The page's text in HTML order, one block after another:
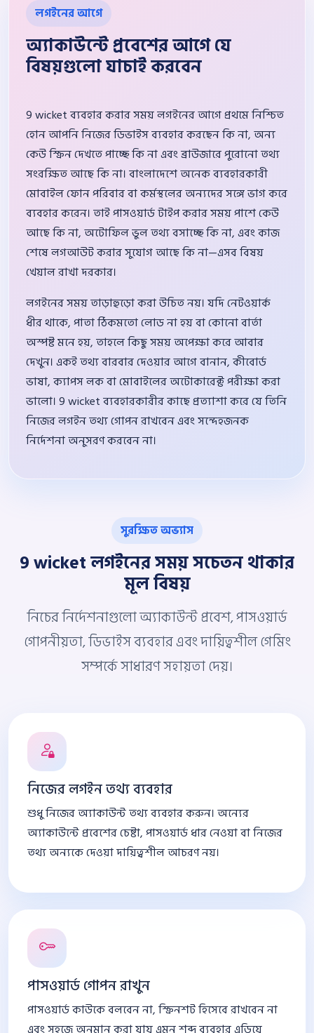
লগইনের আগে
অ্যাকাউন্টে প্রবেশের আগে যে
বিষয়গুলো যাচাই করবেন
9 wicket ব্যবহার করার সময় লগইনের আগে প্রথমে নিশ্চিত
হোন আপনি নিজের ডিভাইস ব্যবহার করছেন কি না, অন্য
কেউ স্ক্রিন দেখতে পাচ্ছে কি না এবং ব্রাউজারে পুরোনো তথ্য
সংরক্ষিত আছে কি না। বাংলাদেশে অনেক ব্যবহারকারী
মোবাইল ফোন পরিবার বা কর্মস্থলের অন্যদের সঙ্গে ভাগ করে
ব্যবহার করেন। তাই পাসওয়ার্ড টাইপ করার সময় পাশে কেউ
আছে কি না, অটোফিল ভুল তথ্য বসাচ্ছে কি না, এবং কাজ
শেষে লগআউট করার সুযোগ আছে কি না—এসব বিষয়
খেয়াল রাখা দরকার।
লগইনের সময় তাড়াহুড়ো করা উচিত নয়। যদি নেটওয়ার্ক
ধীর থাকে, পাতা ঠিকমতো লোড না হয় বা কোনো বার্তা
অস্পষ্ট মনে হয়, তাহলে কিছু সময় অপেক্ষা করে আবার
দেখুন। একই তথ্য বারবার দেওয়ার আগে বানান, কীবোর্ড
ভাষা, ক্যাপস লক বা মোবাইলের অটোকারেক্ট পরীক্ষা করা
ভালো। 9 wicket ব্যবহারকারীর কাছে প্রত্যাশা করে যে তিনি
নিজের লগইন তথ্য গোপন রাখবেন এবং সন্দেহজনক
নির্দেশনা অনুসরণ করবেন না।
সুরক্ষিত অভ্যাস
9 wicket লগইনের সময় সচেতন থাকার
মূল বিষয়
নিচের নির্দেশনাগুলো অ্যাকাউন্ট প্রবেশ, পাসওয়ার্ড
গোপনীয়তা, ডিভাইস ব্যবহার এবং দায়িত্বশীল গেমিং
সম্পর্কে সাধারণ সহায়তা দেয়।
নিজের লগইন তথ্য ব্যবহার
শুধু নিজের অ্যাকাউন্ট তথ্য ব্যবহার করুন। অন্যের
অ্যাকাউন্টে প্রবেশের চেষ্টা, পাসওয়ার্ড ধার নেওয়া বা নিজের
তথ্য অন্যকে দেওয়া দায়িত্বশীল আচরণ নয়।
পাসওয়ার্ড গোপন রাখুন
পাসওয়ার্ড কাউকে বলবেন না, স্ক্রিনশট হিসেবে রাখবেন না
এবং সহজে অনুমান করা যায় এমন শব্দ ব্যবহার এড়িয়ে